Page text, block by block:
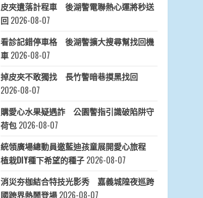
皮夾遺落計程車 後湖警電聯熱心運將秒送
回 2026-08-07
看診記錯停車格 後湖警擴大搜尋幫找回機
車 2026-08-07
掉皮夾不敢獨找 長竹警暗巷摸黑找回
2026-08-07
購愛心水果疑遇詐 公園警指引識破陷阱守
荷包 2026-08-07
統領廣場總動員邀藍迪孩童展開愛心旅程
植栽DIY種下希望的種子 2026-08-07
消災夯枷結合特技光影秀 嘉義城隍夜巡跨
國跨界熱鬧登場 2026-08-07